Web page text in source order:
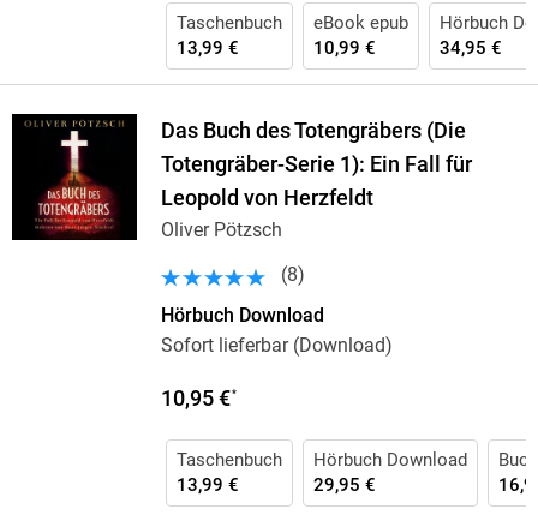
Taschenbuch
13,99 €
eBook epub
10,99 €
Hörbuch
34,95 €
Das Buch des Totengräbers (Die
Totengräber-Serie 1): Ein Fall für
Leopold von Herzfeldt
Oliver Pötzsch
(8)
Hörbuch Download
Sofort lieferbar (Download)
10,95 €*
Taschenbuch
13,99 €
Hörbuch Download
29,95 €